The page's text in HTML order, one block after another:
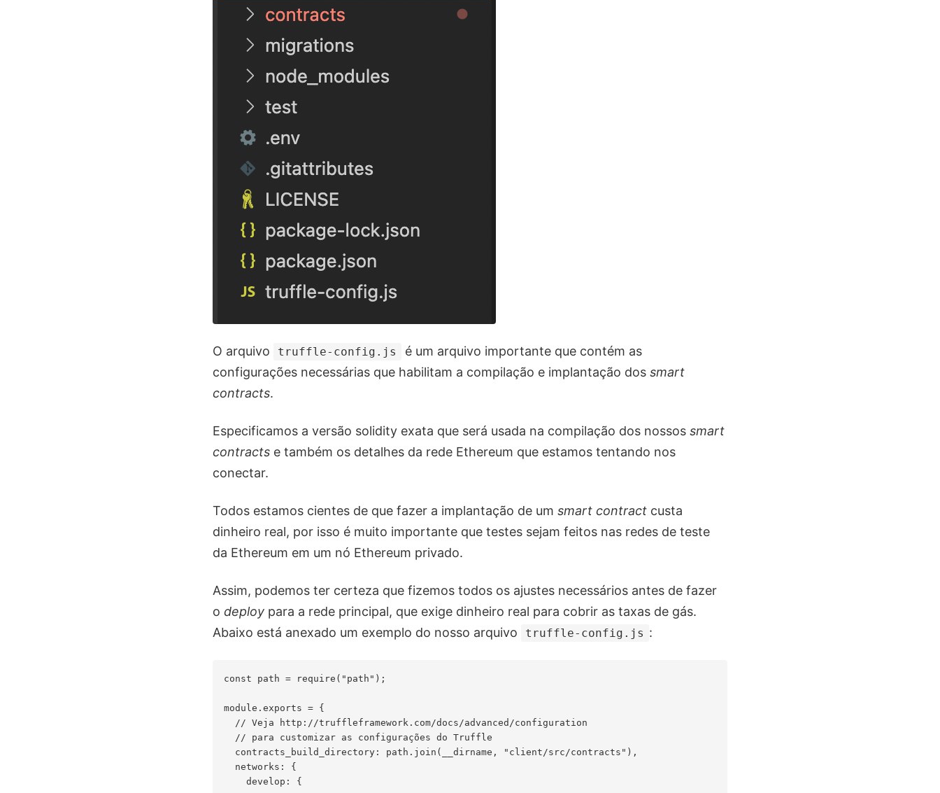
O arquivo truffle-config.js
é um arquivo importante que contém as
configurações necessárias que habilitam a compilação e implantação dos smart
contracts.
Especificamos a versão solidity exata que será usada na compilação dos nossos smart
contracts e também os detalhes da rede Ethereum que estamos tentando nos
conectar.
Todos estamos cientes de que fazer a implantação de um smart contract custa
dinheiro real, por isso é muito importante que testes sejam feitos nas redes de teste
da Ethereum em um nó Ethereum privado.
Assim, podemos ter certeza que fizemos todos os ajustes necessários antes de fazer
o deploy para a rede principal, que exige dinheiro real para cobrir as taxas de gás.
Abaixo está anexado um exemplo do nosso arquivo
truffle-config.js :
const path = require("path");
module.exports = {
  // Veja http://truffleframework.com/docs/advanced/configuration
  // para customizar as configurações do Truffle
  contracts_build_directory: path.join(__dirname, "client/src/contracts"),
  networks: {
    develop: {